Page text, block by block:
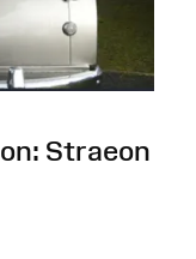
Straeon